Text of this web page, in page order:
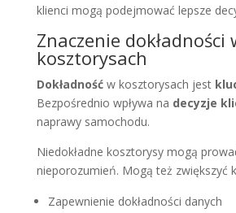
klienci mogą podejmować lepsze
Znaczenie dokładności
kosztorysach
Dokładnośćw kosztorysach jest
Bezpośrednio wpływa na decyzje
naprawy samochodu.
Niedokładne kosztorysy mogą
nieporozumień. Mogą też zwiększyć
Zapewnienie dokładności danych